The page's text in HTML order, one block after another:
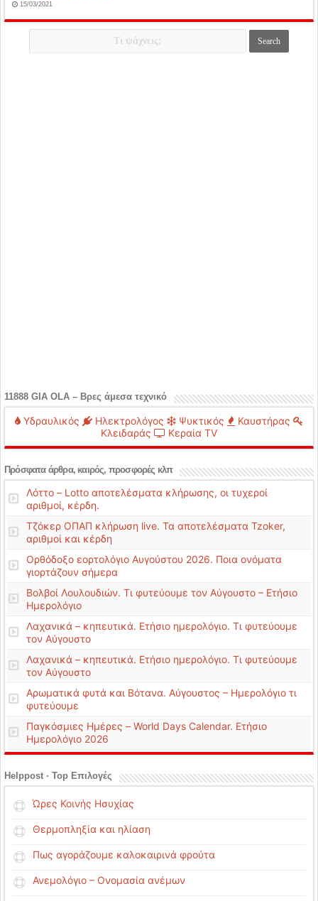
15/03/2021
11888 GIA OLA – Βρες άμεσα τεχνικό
Υδραυλικός Ηλεκτρολόγος Ψυκτικός
Καυστήρας
Κλειδαράς
Κεραία TV
Πρόσφατα άρθρα, καιρός, προσφορές κλπ
Λόττο – Lotto αποτελέσματα κλήρωσης, οι τυχεροί
αριθμοί, κέρδη.
Τζόκερ ΟΠΑΠ κλήρωση live. Τα αποτελέσματα Tzoker,
αριθμοί και κέρδη
Ορθόδοξο εορτολόγιο Αυγούστου 2026. Ποια ονόματα
γιορτάζουν σήμερα
Βολβοί Λουλουδιών. Τι φυτεύουμε τον Αύγουστο – Ετήσιο
Ημερολόγιο
Λαχανικά – κηπευτικά. Ετήσιο ημερολόγιο. Τι φυτεύουμε
τον Αύγουστο
Λαχανικά – κηπευτικά. Ετήσιο ημερολόγιο. Τι φυτεύουμε
τον Αύγουστο
Αρωματικά φυτά και Βότανα. Αύγουστος – Ημερολόγιο τι
φυτεύουμε
Παγκόσμιες Ημέρες – World Days Calendar. Ετήσιο
Ημερολόγιο 2026
Helppost · Top Επιλογές
Ώρες Κοινής Ησυχίας
Θερμοπληξία και ηλίαση
Πως αγοράζουμε καλοκαιρινά φρούτα
Ανεμολόγιο – Ονομασία ανέμων